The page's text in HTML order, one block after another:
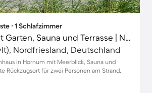
∙ 1 Schlafzimmer
Ferienhaus mit Garten, Sauna und Terrasse | Naturblick
Nordfriesland, Deutschland
in Hörnum mit Meerblick, Sauna und
Rückzugsort für zwei Personen am Strand.